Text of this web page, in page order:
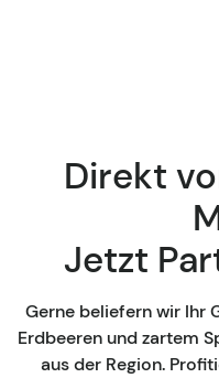
Direkt
Jetzt
Gerne beliefern wir Ihr
Erdbeeren und zartem
aus der Region.